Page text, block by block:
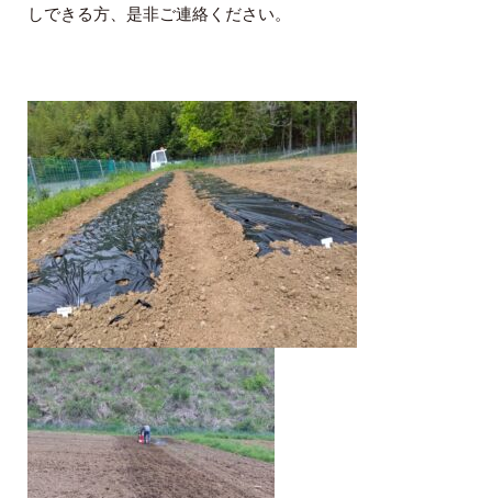
しできる方、是非ご連絡ください。